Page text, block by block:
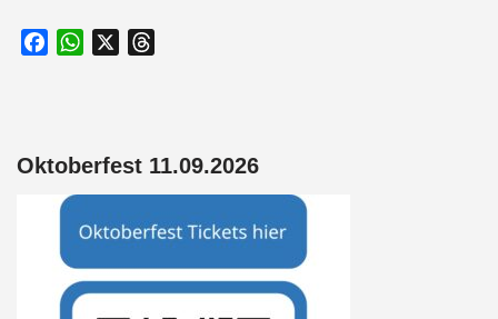
FacebookWhatsApp
Oktoberfest 11.09.2026